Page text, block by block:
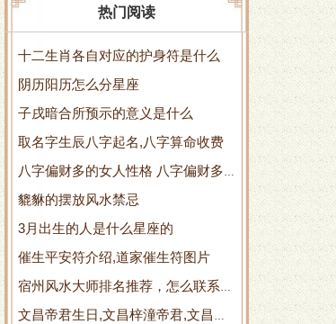
热门阅读
十二生肖各自对应的护身符是什么
阴历阳历怎么分星座
子戌暗合所预示的意义是什么
取名字生辰八字起名,八字算命收费
八字偏财多的女人性格 八字偏财多
的女人长相
貔貅的摆放风水禁忌
3月出生的人是什么星座的
催生平安符介绍,道家催生符图片
宿州风水大师排名推荐，怎么联系？
收费价格是多少？
文昌帝君生日,文昌梓潼帝君,文昌帝